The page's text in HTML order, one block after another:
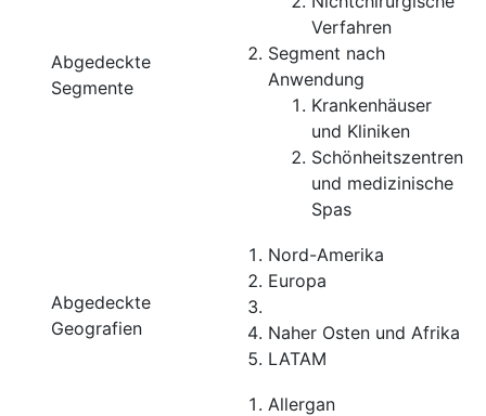
Abgedeckte
Segmente
Verfahren
Segment nach
Anwendung
Krankenhäuser
und Kliniken
Schönheitszentren
und medizinische
Spas
Abgedeckte
Geografien
Nord-Amerika
Europa
Naher Osten und Afrika
LATAM
Allergan